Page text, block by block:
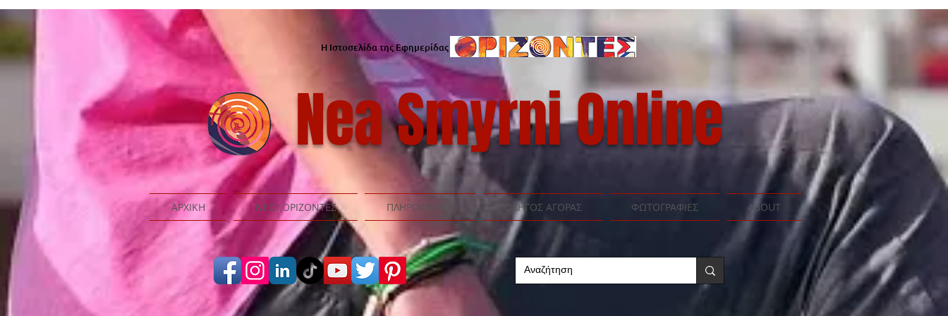
Η Ιστοσελίδα της Εφημερίδας
Nea Smyrni Online
ΑΡΧΙΚΗ ΝΕΟΙ ΟΡΙΖΟΝΤΕΣ ΠΛΗΡΟΦΟΡΙΕΣ ΟΔΗΓΟΣ ΑΓΟΡΑΣ ΦΩΤΟΓΡΑΦΙΕΣ ABOUT